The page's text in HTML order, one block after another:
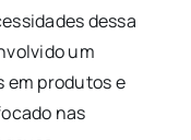
dessa
um
em produtos e
nas